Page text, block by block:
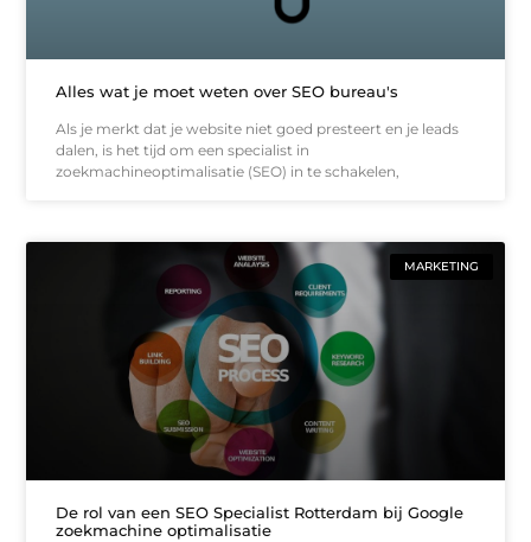
Alles wat je moet weten over SEO bureau's
Als je merkt dat je website niet goed presteert en je leads
dalen, is het tijd om een specialist in
zoekmachineoptimalisatie (SEO) in te schakelen,
MARKETING
De rol van een SEO Specialist Rotterdam bij Google
zoekmachine optimalisatie